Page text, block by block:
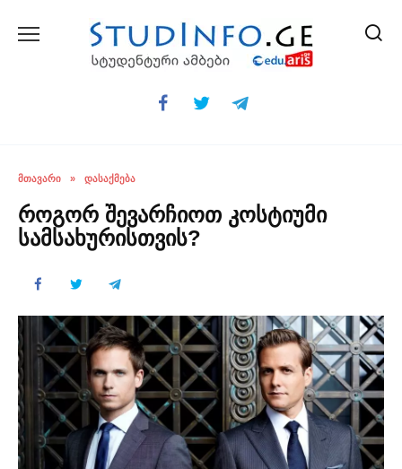
ᲛᲗᲐᲕᲐᲠᲘ » ᲓᲐᲡᲐᲥᲛᲔᲑᲐ
როგორ შევარჩიოთ კოსტიუმი
სამსახურისთვის?